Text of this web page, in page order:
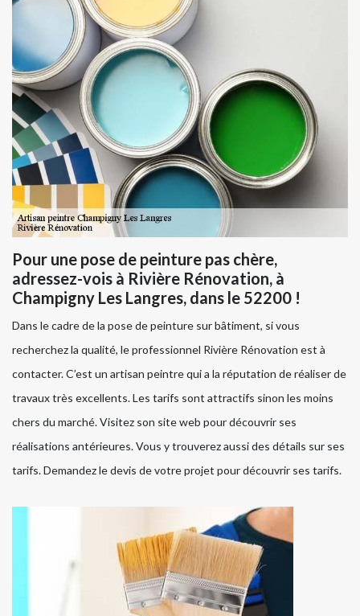
Pour une pose de peinture pas chère,
adressez-vois à Rivière Rénovation, à
Champigny Les Langres, dans le 52200 !
Dans le cadre de la pose de peinture sur bâtiment, si vous
recherchez la qualité, le professionnel Rivière Rénovation est à
contacter. C’est un artisan peintre qui a la réputation de réaliser de
travaux très excellents. Les tarifs sont attractifs sinon les moins
chers du marché. Visitez son site web pour découvrir ses
réalisations antérieures. Vous y trouverez aussi des détails sur ses
tarifs. Demandez le devis de votre projet pour découvrir ses tarifs.